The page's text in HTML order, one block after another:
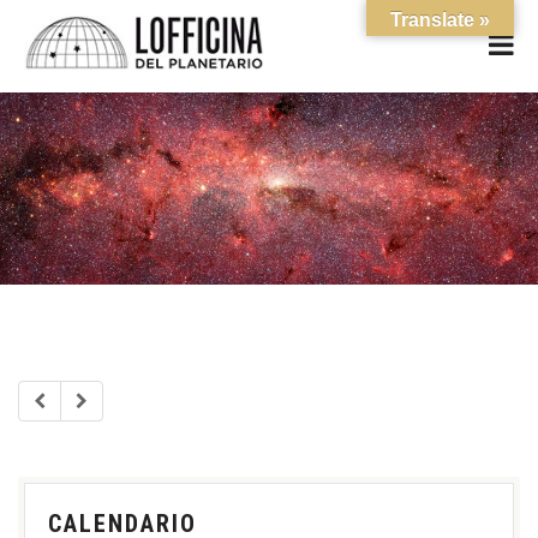
CALENDARIO
Translate »